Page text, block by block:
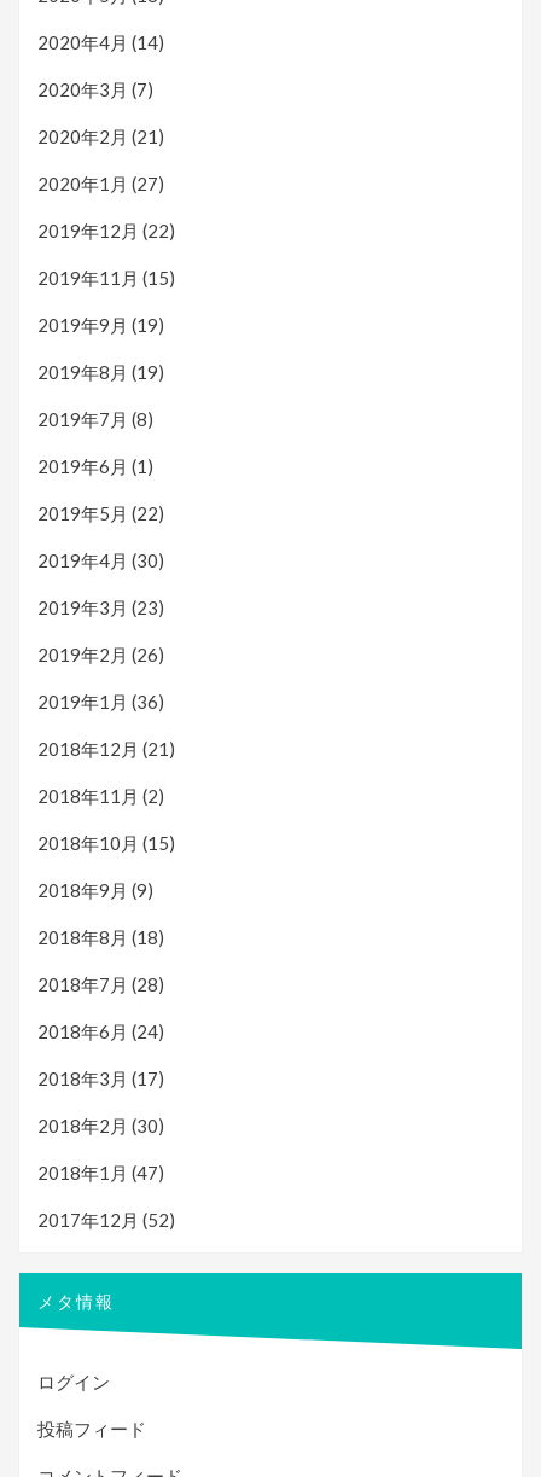
2020年4月 (14)
2020年3月 (7)
2020年2月 (21)
2020年1月 (27)
2019年12月 (22)
2019年11月 (15)
2019年9月 (19)
2019年8月 (19)
2019年7月 (8)
2019年6月 (1)
2019年5月 (22)
2019年4月 (30)
2019年3月 (23)
2019年2月 (26)
2019年1月 (36)
2018年12月 (21)
2018年11月 (2)
2018年10月 (15)
2018年9月 (9)
2018年8月 (18)
2018年7月 (28)
2018年6月 (24)
2018年3月 (17)
2018年2月 (30)
2018年1月 (47)
2017年12月 (52)
メタ情報
ログイン
投稿フィード